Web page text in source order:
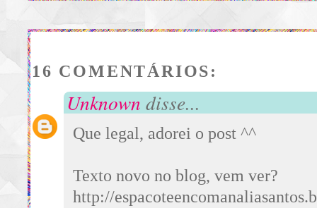
16 COMENTÁRIOS:
Unknown disse...
Que legal, adorei o post ^^
Texto novo no blog, vem ver?
http://